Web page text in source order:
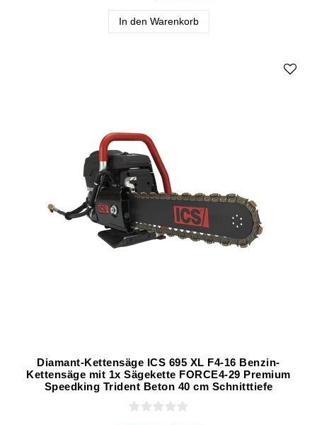
In den Warenkorb
Diamant-Kettensäge ICS 695 XL F4-16 Benzin-
Kettensäge mit 1x Sägekette FORCE4-29 Premium
Speedking Trident Beton 40 cm Schnitttiefe